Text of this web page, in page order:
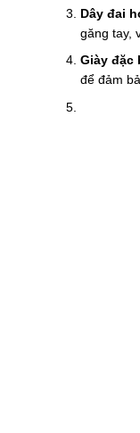
Dây đai
găng tay,
Giày đặc
để đảm